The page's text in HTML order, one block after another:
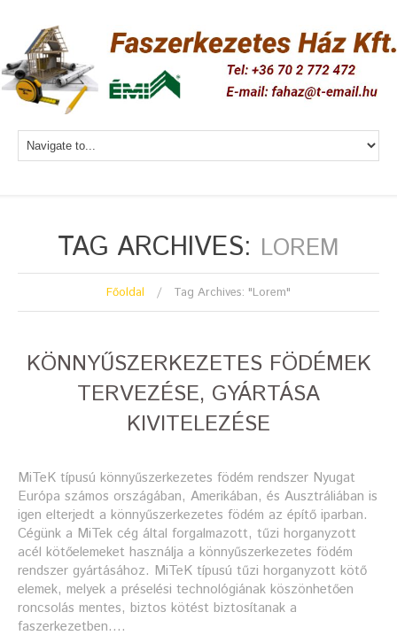
TAG ARCHIVES: LOREM
Főoldal Tag Archives: "Lorem"
KÖNNYŰSZERKEZETES FÖDÉMEK
TERVEZÉSE, GYÁRTÁSA
KIVITELEZÉSE
MiTeK típusú könnyűszerkezetes födém rendszer Nyugat
Európa számos országában, Amerikában, és Ausztráliában is
igen elterjedt a könnyűszerkezetes födém az építő iparban.
Cégünk a MiTek cég által forgalmazott, tűzi horganyzott
acél kötőelemeket használja a könnyűszerkezetes födém
rendszer gyártásához. MiTeK típusú tűzi horganyzott kötő
elemek, melyek a préselési technológiának köszönhetően
roncsolás mentes, biztos kötést biztosítanak a
faszerkezetben.…